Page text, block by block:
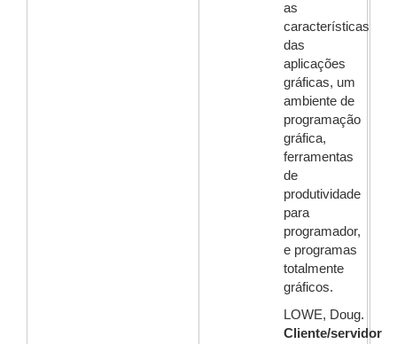
as
características
das
aplicações
gráficas, um
ambiente de
programação
gráfica,
ferramentas
de
produtividade
para
programador,
e programas
totalmente
gráficos.
LOWE, Doug.
Cliente/servidor